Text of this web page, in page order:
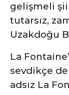
gelişmeli
tutarsız,
Uzakdoğu
La
sevdikçe
adsız La